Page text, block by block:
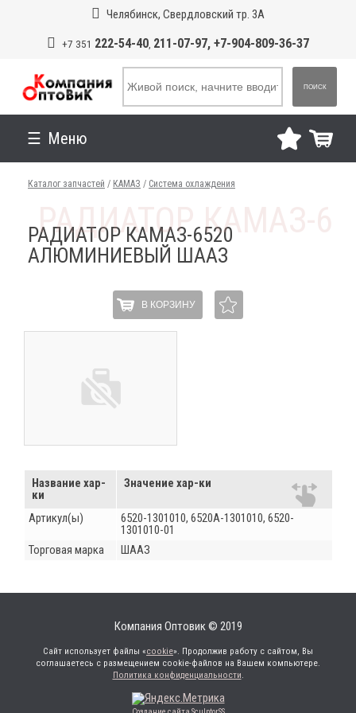
Челябинск, Свердловский тр. 3А
+7 351 222-54-40, 211-07-97, +7-904-809-36-37
ПОИСК
Меню
Каталог запчастей / КАМАЗ / Система охлаждения
РАДИАТОР КАМАЗ-6520
АЛЮМИНИЕВЫЙ ШААЗ
В КОРЗИНУ
Название хар-
ки
Значение хар-ки
Артикул(ы)
6520-1301010, 6520А-1301010, 6520-
1301010-01
Торговая марка
ШААЗ
Компания Оптовик © 2019
Сайт использует файлы «cookie». Продолжив работу с сайтом, Вы
соглашаетесь с размещением cookie-файлов на Вашем компьютере.
Политика конфиденциальности.